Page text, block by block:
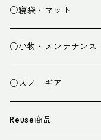
パンツ
グローブ
スパッツ・ゲイター
衣類小物
○寝袋・マット
寝袋
マット
寝具小物
○小物・メンテナンス
○スノーギア
Reuse商品